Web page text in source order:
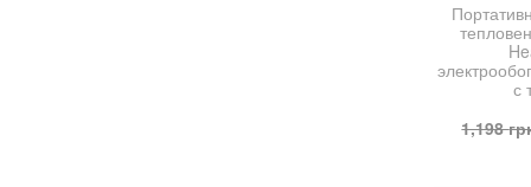
с
1,198